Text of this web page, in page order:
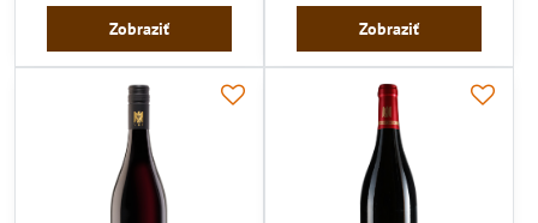
Zobraziť Zobraziť